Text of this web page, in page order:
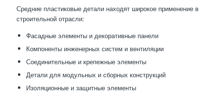
Средние пластиковые детали находят широкое применение в
строительной отрасли:
Фасадные элементы и декоративные панели
Компоненты инженерных систем и вентиляции
Соединительные и крепежные элементы
Детали для модульных и сборных конструкций
Изоляционные и защитные элементы